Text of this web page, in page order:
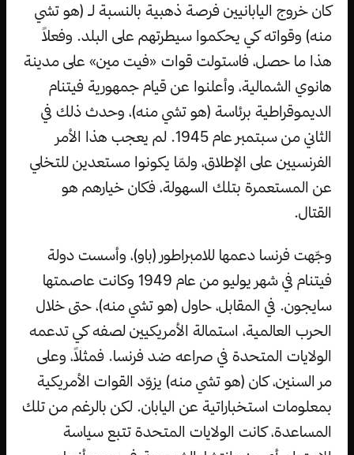
كان خروج اليابانيين فرصة ذهبية بالنسبة لـ (هو تشي
منه) وقواته كي يحكموا سيطرتهم على البلد. وفعلاً
هذا ما حصل، فاستولت قوات «فيت مين» على مدينة
هانوي الشمالية، وأعلنوا عن قيام جمهورية فيتنام
الديموقراطية برئاسة (هو تشي منه)، وحدث ذلك في
الثاني من سبتمبر عام 1945. لم يعجب هذا الأمر
الفرنسيين على الإطلاق، ولمّا يكونوا مستعدين للتخلي
عن المستعمرة بتلك السهولة، فكان خيارهم هو
القتال.
وجّهت فرنسا دعمها للامبراطور (باو)، وأسست دولة
فيتنام في شهر يوليو من عام 1949 وكانت عاصمتها
سايجون. في المقابل، حاول (هو تشي منه)، حتى خلال
الحرب العالمية، استمالة الأمريكيين لصفه كي تدعمه
الولايات المتحدة في صراعه ضد فرنسا. فمثلاً، وعلى
مر السنين، كان (هو تشي منه) يزوّد القوات الأمريكية
بمعلومات استخباراتية عن اليابان. لكن بالرغم من تلك
المساعدة، كانت الولايات المتحدة تتبع سياسة